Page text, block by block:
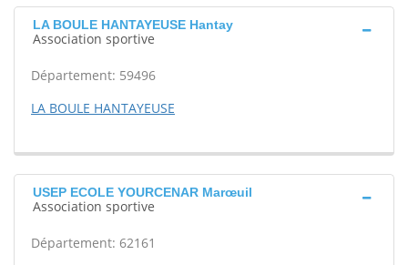
LA BOULE HANTAYEUSE Hantay
Association sportive
Département: 59496
LA BOULE HANTAYEUSE
USEP ECOLE YOURCENAR Marœuil
Association sportive
Département: 62161